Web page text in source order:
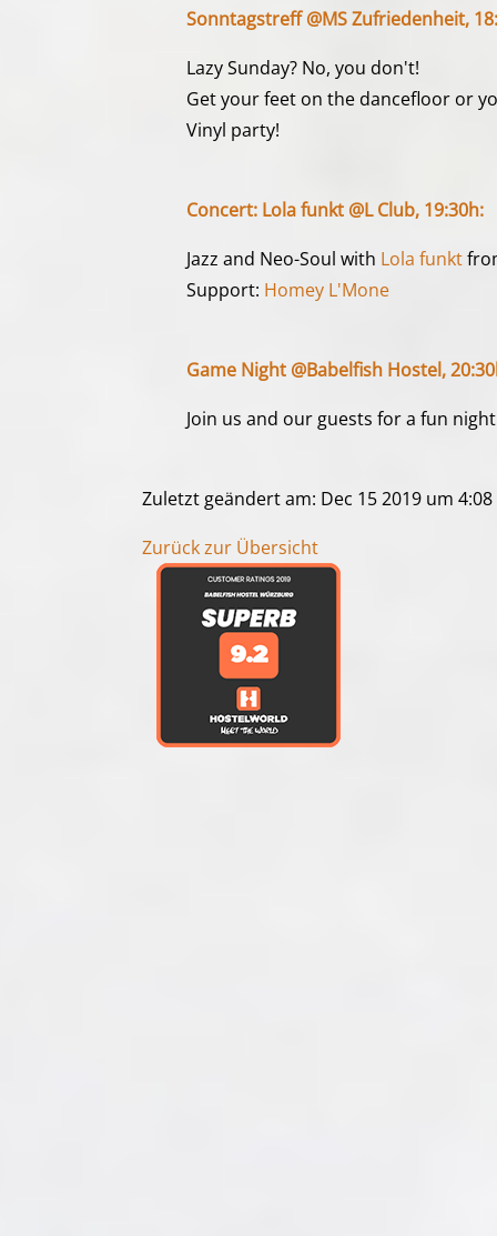
Sonntagstreff @MS Zufriedenheit,
Lazy Sunday? No, you don't!
Get your feet on the dancefloor or
Vinyl party!
Concert: Lola funkt @L Club, 19:30h:
Jazz and Neo-Soul with Lola funkt
Support: Homey L'Mone
Game Night @Babelfish Hostel,
Join us and our guests for a fun
Zuletzt geändert am: Dec 15 2019 um 4:08
Zurück zur Übersicht